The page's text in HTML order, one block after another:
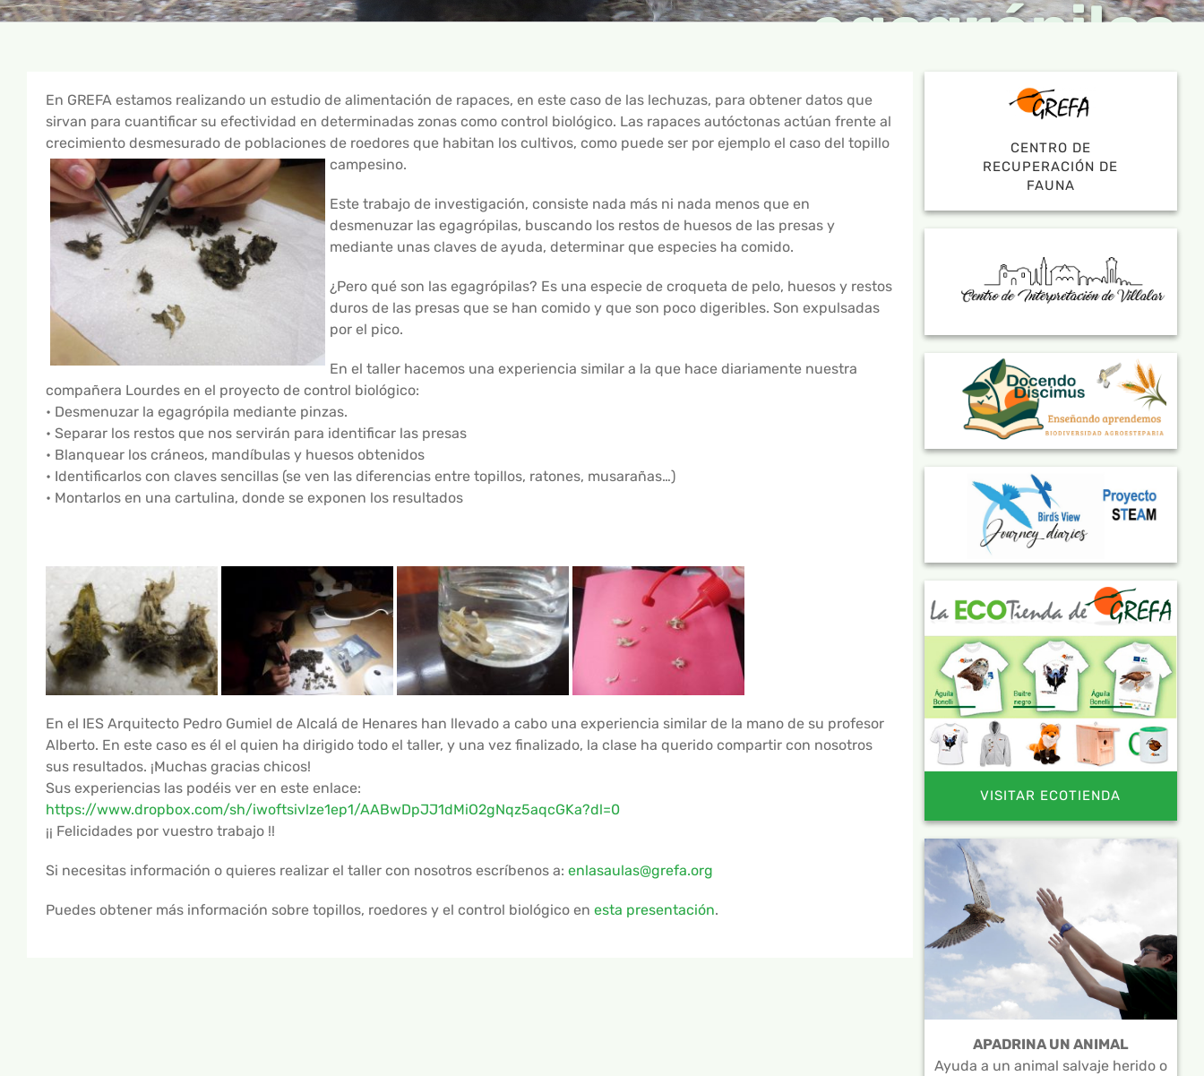
egagrópilas
En GREFA estamos realizando un estudio de alimentación de rapaces, en este caso de las lechuzas, para obtener datos que
sirvan para cuantificar su efectividad en determinadas zonas como control biológico. Las rapaces autóctonas actúan frente al
crecimiento desmesurado de poblaciones de roedores que habitan los cultivos, como puede ser por ejemplo el caso del topillo
campesino.
Este trabajo de investigación, consiste nada más ni nada menos que en
desmenuzar las egagrópilas, buscando los restos de huesos de las presas y
mediante unas claves de ayuda, determinar que especies ha comido.
¿Pero qué son las egagrópilas? Es una especie de croqueta de pelo, huesos y restos
duros de las presas que se han comido y que son poco digeribles. Son expulsadas
por el pico.
En el taller hacemos una experiencia similar a la que hace diariamente nuestra
compañera Lourdes en el proyecto de control biológico:
• Desmenuzar la egagrópila mediante pinzas.
• Separar los restos que nos servirán para identificar las presas
• Blanquear los cráneos, mandíbulas y huesos obtenidos
• Identificarlos con claves sencillas (se ven las diferencias entre topillos, ratones, musarañas…)
• Montarlos en una cartulina, donde se exponen los resultados
En el IES Arquitecto Pedro Gumiel de Alcalá de Henares han llevado a cabo una experiencia similar de la mano de su profesor
Alberto. En este caso es él el quien ha dirigido todo el taller, y una vez finalizado, la clase ha querido compartir con nosotros
sus resultados. ¡Muchas gracias chicos!
Sus experiencias las podéis ver en este enlace:
https://www.dropbox.com/sh/iwoftsivlze1ep1/AABwDpJJ1dMiO2gNqz5aqcGKa?dl=0
¡¡ Felicidades por vuestro trabajo !!
Si necesitas información o quieres realizar el taller con nosotros escríbenos a: enlasaulas@grefa.org
Puedes obtener más información sobre topillos, roedores y el control biológico en esta presentación.
CENTRO DE
RECUPERACIÓN DE
FAUNA
VISITAR ECOTIENDA
APADRINA UN ANIMAL
Ayuda a un animal salvaje herido o